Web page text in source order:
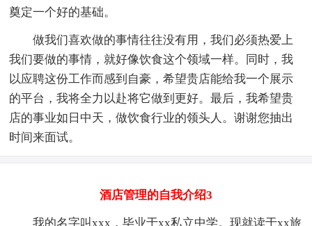
奠定一个好的基础。
做我们喜欢做的事情往往没有用，我们必须热爱上
我们要做的事情，就好像饮食这个领域一样。同时，我
以应聘这份工作而感到自豪，希望贵店能给我一个展示
的平台，我将全力以赴将它做到更好。最后，我希望贵
店的事业如日中天，做饮食行业的领头人。谢谢您抽出
时间来面试。
酒店管理的自我介绍3
我的名字叫xxx，毕业于xx私立中学。现就读于xx旅